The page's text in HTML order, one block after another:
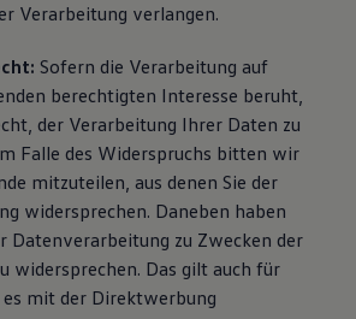
Verarbeitung verlangen.
Sofern die Verarbeitung auf
berechtigten Interesse beruht,
der Verarbeitung Ihrer Daten zu
Falle des Widerspruchs bitten wir
mitzuteilen, aus denen Sie der
widersprechen. Daneben haben
Datenverarbeitung zu Zwecken der
widersprechen. Das gilt auch für
mit der Direktwerbung